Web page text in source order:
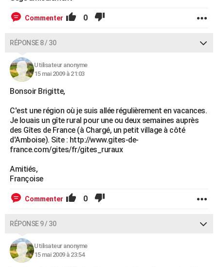
Commenter 0
RÉPONSE 8 / 30
Utilisateur anonyme
15 mai 2009 à 21:03
Bonsoir Brigitte,
C'est une région où je suis allée régulièrement en vacances.
Je louais un gîte rural pour une ou deux semaines auprès
des Gîtes de France (à Chargé, un petit village à côté
d'Amboise). Site : http://www.gites-de-
france.com/gites/fr/gites_ruraux
Amitiés,
Françoise
Commenter 0
RÉPONSE 9 / 30
Utilisateur anonyme
15 mai 2009 à 23:54